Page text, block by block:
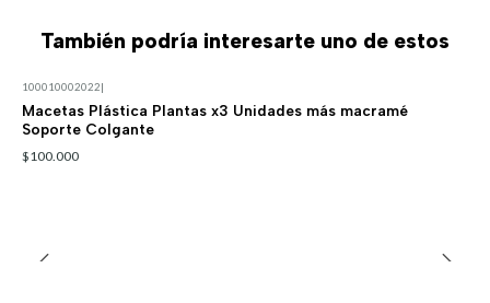
También podría interesarte uno de estos
100010002022|
Macetas Plástica Plantas x3 Unidades más macramé
Soporte Colgante
$100.000